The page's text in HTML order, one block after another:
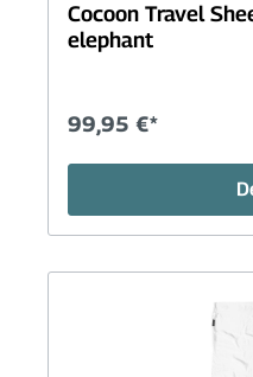
Cocoon Travel
elephant
99,95 €*